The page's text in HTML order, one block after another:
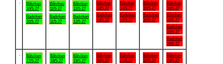
Båtviken
10/5-27
Badviken
10/5-27
Båtviken
11/5-27
Badviken
11/5-27
Båtviken
12/5-27
Badviken
12/5-27
Båtviken
13/5-27
Badviken
13/5-27
Båtviken
14/5-27
Badviken
14/5-27
Båtviken
15/5-27
Badviken
15/5-27
Båtviken
16/5-27
Båtviken
16/5-27
Badviken
16/5-27
Badviken
16/5-27
Båtviken
17/5-27
Båtviken
18/5-27
Båtviken
19/5-27
Båtviken
20/5-27
Båtviken
21/5-27
Båtviken
22/5-27
Båtviken
23/5-27